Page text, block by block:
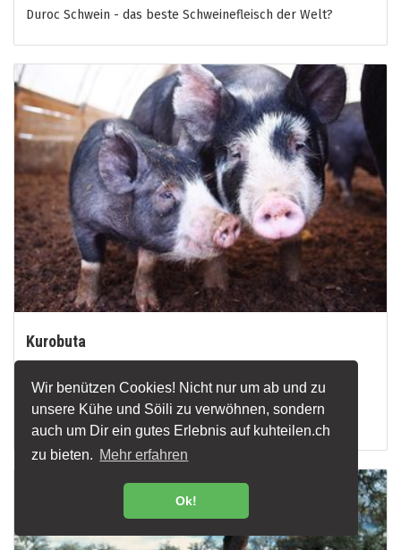
Wir benützen Cookies! Nicht nur um ab und zu
unsere Kühe und Söili zu verwöhnen, sondern
auch um Dir ein gutes Erlebnis auf kuhteilen.ch
zu bieten. Mehr erfahren
Ok!
Duroc Schwein - das beste Schweinefleisch der Welt?
Kurobuta
Schweinerasse. Ganz wie beim Wagyu-Rind ist das Fleisch
nicht nur hochwertig, sondern auch besonders gut